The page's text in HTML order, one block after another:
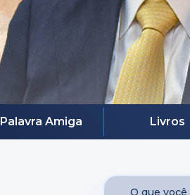
Palavra Amiga Livros